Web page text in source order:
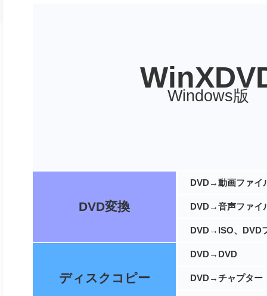
Windows版
DVD変換
DVD→動画ファイ
DVD→音声ファイ
DVD→ISO、DVD
ディスクコピー
DVD→DVD
DVD→チャプター